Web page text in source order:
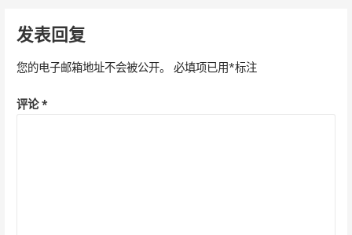
航
发表回复
您的电子邮箱地址不会被公开。 必填项已用*标注
评论*